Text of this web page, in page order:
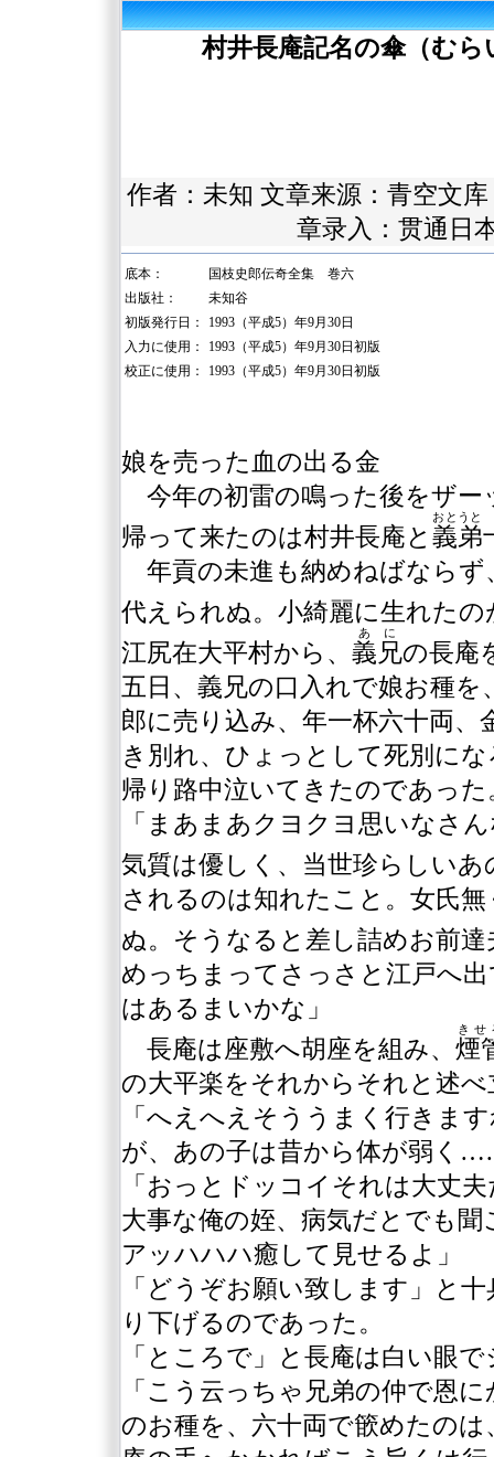
村井長庵記名の傘（む
作者：未知 文章来源： 青空文库
章录入：贯通日
底本：
国枝史郎伝奇全集 巻六
出版社：
未知谷
初版発行日：
1993（平成5）年9月30日
入力に使用：
1993（平成5）年9月30日初版
校正に使用：
1993（平成5）年9月30日初版
娘を売った血の出る金
今年の初雷の鳴った後をザー
帰って来たのは村井長庵と 義弟
おとうと
年貢の未進も納めねばならず
代えられぬ。小綺麗に生れた
江尻在大平村から、 義兄
あに
の長庵
五日、義兄の口入れで娘お種を
郎に売り込み、年一杯六十両
き別れ、ひょっとして死別に
帰り路中泣いてきたのであった
「まあまあクヨクヨ思いなさ
気質は優しく、当世珍らしい
されるのは知れたこと。女氏
ぬ。そうなると差し詰めお前達
めっちまってさっさと江戸へ
はあるまいかな」
長庵は座敷へ胡座を組み、 煙
きせ
の大平楽をそれからそれと述
「へえへえそううまく行きま
が、あの子は昔から体が弱く
「おっとドッコイそれは大丈
大事な俺の姪、病気だとでも
アッハハハ癒して見せるよ」
「どうぞお願い致します」と
り下げるのであった。
「ところで」と長庵は白い眼
「こう云っちゃ兄弟の仲で恩
のお種を、六十両で篏めたの